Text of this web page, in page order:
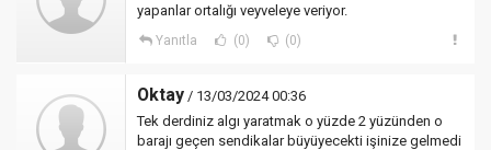
yapanlar ortalığı veyveleye veriyor.
Yanıtla (0) (0)
Oktay / 13/03/2024 00:36
Tek derdiniz algı yaratmak o yüzde 2 yüzünden o
barajı geçen sendikalar büyüyecekti işinize gelmedi